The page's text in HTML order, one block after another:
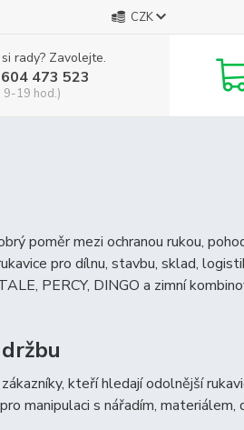
CZK
rady? Zavolejte.
473 523
9-19 hod.)
poměr mezi ochranou rukou,
pro dílnu, stavbu, sklad,
PERCY, DINGO a zimní
kteří hledají odolnější
manipulaci s nářadím, materiálem,